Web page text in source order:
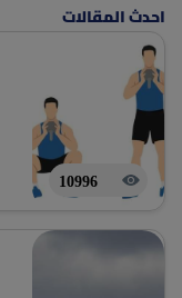
احدث المقالات
10996